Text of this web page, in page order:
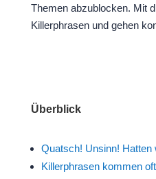
Themen abzublocken. Mit
Killerphrasen und gehen
Überblick
Quatsch! Unsinn! Hatten
Killerphrasen kommen